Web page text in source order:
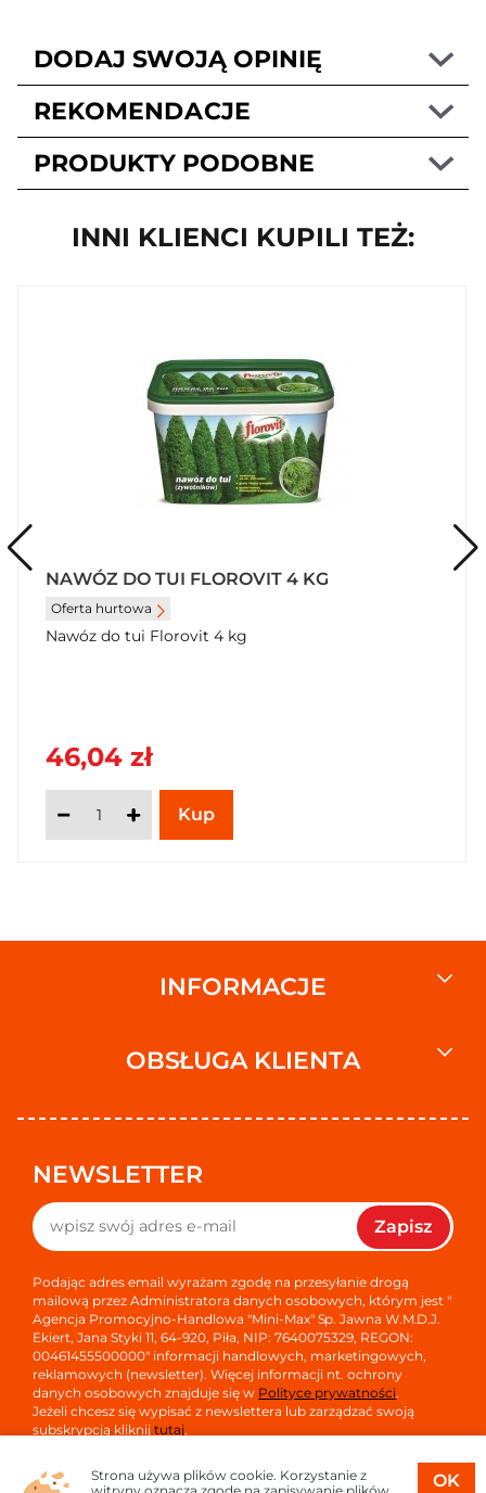
DODAJ SWOJĄ OPINIĘ
REKOMENDACJE
PRODUKTY PODOBNE
INNI KLIENCI KUPILI TEŻ:
NAWÓZ DO TUI FLOROVIT 4 KG
Oferta hurtowa
Nawóz do tui Florovit 4 kg
46,04 zł
INFORMACJE
OBSŁUGA KLIENTA
NEWSLETTER
Zapisz
Podając adres email wyrażam zgodę na przesyłanie drogą
mailową przez Administratora danych osobowych, którym jest "
Agencja Promocyjno-Handlowa "Mini-Max" Sp. Jawna W.M.D.J.
Ekiert, Jana Styki 11, 64-920, Piła, NIP: 7640075329, REGON:
00461455500000" informacji handlowych, marketingowych,
reklamowych (newsletter). Więcej informacji nt. ochrony
danych osobowych znajduje się w Polityce prywatności.
Jeżeli chcesz się wypisać z newslettera lub zarządzać swoją
subskrypcją kliknijtutaj.
OK
Strona używa plików cookie. Korzystanie z